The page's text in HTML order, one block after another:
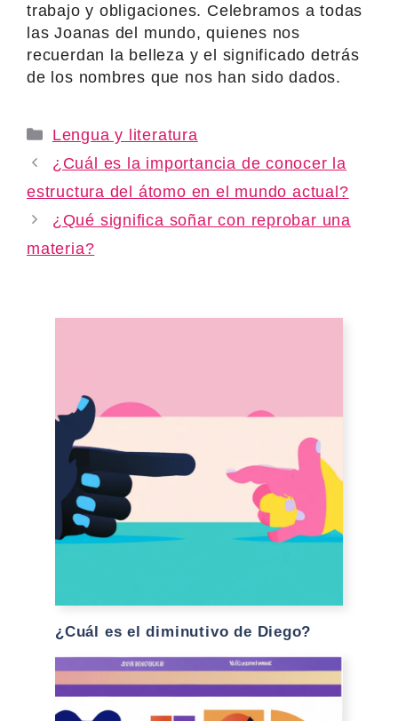
trabajo y obligaciones. Celebramos a todas
las Joanas del mundo, quienes nos
recuerdan la belleza y el significado detrás
de los nombres que nos han sido dados.
Categories
Lengua y literatura
¿Cuál es la importancia de conocer la
estructura del átomo en el mundo actual?
¿Qué significa soñar con reprobar una
materia?
¿Cuál es el diminutivo de Diego?